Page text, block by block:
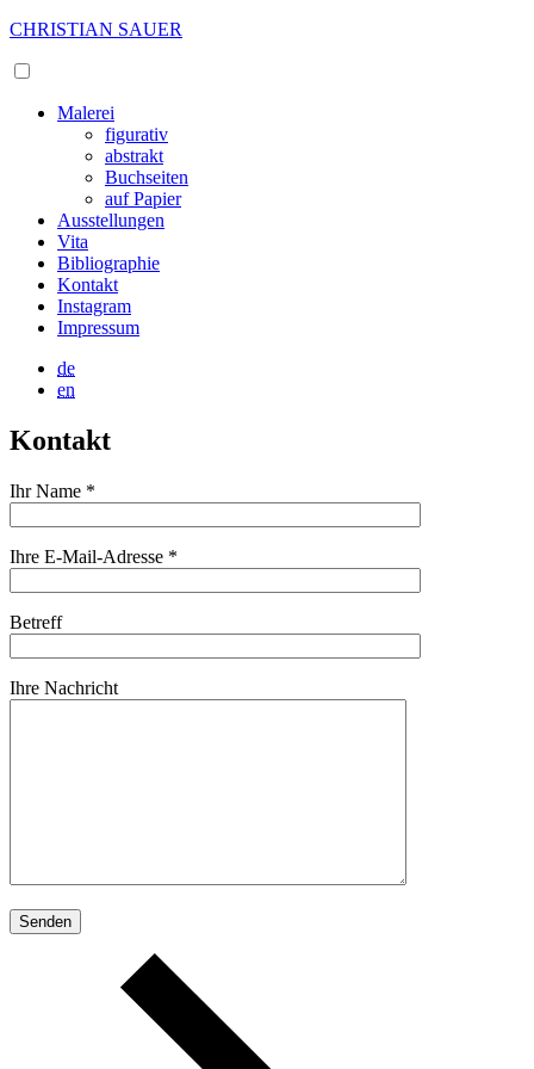
CHRISTIAN SAUER
Malerei
figurativ
abstrakt
Buchseiten
auf Papier
Ausstellungen
Vita
Bibliographie
Kontakt
Instagram
Impressum
de
en
Kontakt
Ihr Name *
Ihre E-Mail-Adresse *
Betreff
Ihre Nachricht